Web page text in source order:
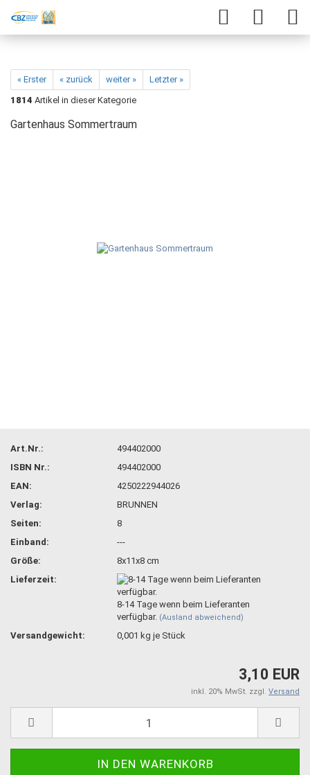
« Erster « zurück weiter »
Letzter »
1814 Artikel in dieser Kategorie
Gartenhaus Sommertraum
Art.Nr.:
494402000
ISBN Nr.:
494402000
EAN:
4250222944026
Verlag:
BRUNNEN
Seiten:
8
Einband:
---
Größe:
8x11x8 cm
Lieferzeit:
8-14 Tage wenn beim Lieferanten
verfügbar. (Ausland abweichend)
Versandgewicht: 0,001 kg je Stück
3,10 EUR
inkl. 20% MwSt. zzgl. Versand